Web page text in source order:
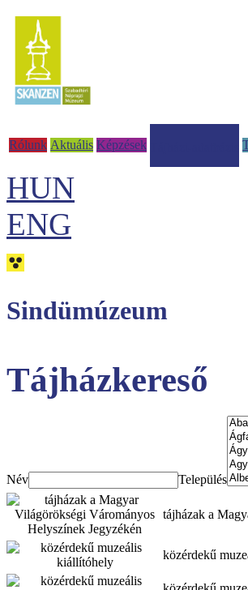
Rólunk Aktuális Képzések
HUN
ENG
Sindümúzeum
Tájházkereső
Név Település
tájházak a
közérdekű